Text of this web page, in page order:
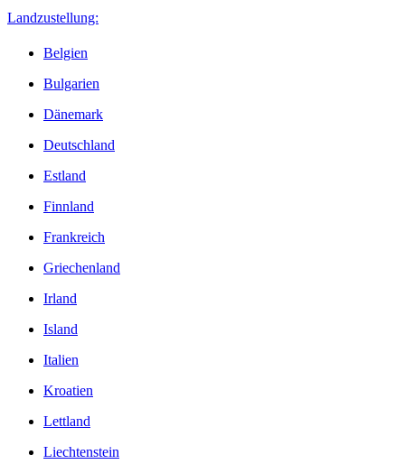
Landzustellung:
Belgien
Bulgarien
Dänemark
Deutschland
Estland
Finnland
Frankreich
Griechenland
Irland
Island
Italien
Kroatien
Lettland
Liechtenstein